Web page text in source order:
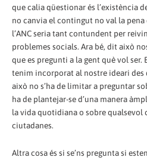
que calia qüestionar és l’existència
no canvia el contingut no val la pena
l’ANC seria tant contundent per
problemes socials. Ara bé, dit això
que es pregunti a la gent què vol
tenim incorporat al nostre ideari des
això no s’ha de limitar a preguntar
ha de plantejar-se d’una manera
la vida quotidiana o sobre qualsevol
ciutadanes.
Altra cosa és si se’ns pregunta si